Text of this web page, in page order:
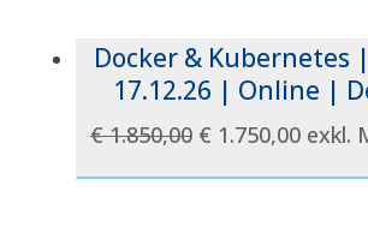
Docker & Kubernetes
17.12.26 | Online |
€1.850,00 Ursprünglicher
€ 1.750,00 exkl.